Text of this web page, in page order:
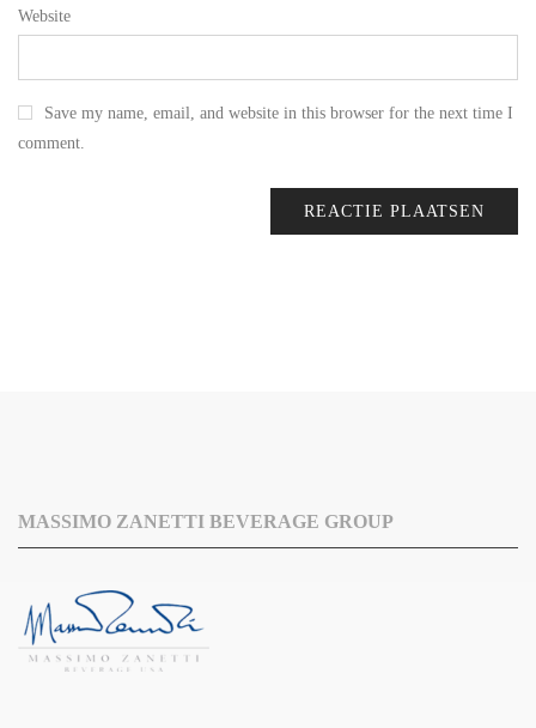
Website
Save my name, email, and website in this browser for the next time I
comment.
MASSIMO ZANETTI BEVERAGE GROUP